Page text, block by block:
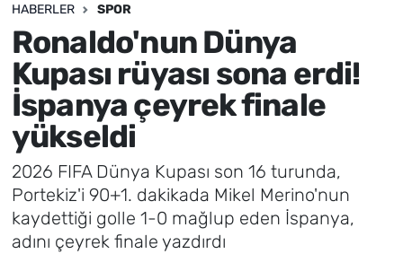
HABERLER SPOR
Ronaldo'nun Dünya
Kupası rüyası sona erdi!
İspanya çeyrek finale
yükseldi
2026 FIFA Dünya Kupası son 16 turunda,
Portekiz'i 90+1. dakikada Mikel Merino'nun
kaydettiği golle 1-0 mağlup eden İspanya,
adını çeyrek finale yazdırdı
Asayiş / Polis-Adliye
Spor
Magazin
Foto Galeri
Künye
İletişim